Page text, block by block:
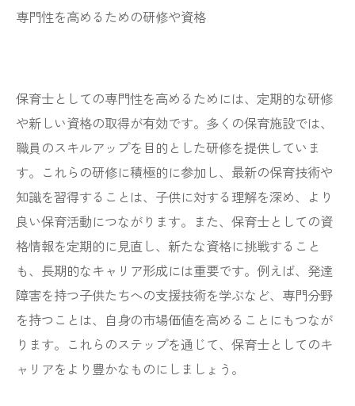
専門性を高めるための研修や資格
保育士としての専門性を高めるためには、定期的な研修
や新しい資格の取得が有効です。多くの保育施設では、
職員のスキルアップを目的とした研修を提供していま
す。これらの研修に積極的に参加し、最新の保育技術や
知識を習得することは、子供に対する理解を深め、より
良い保育活動につながります。また、保育士としての資
格情報を定期的に見直し、新たな資格に挑戦すること
も、長期的なキャリア形成には重要です。例えば、発達
障害を持つ子供たちへの支援技術を学ぶなど、専門分野
を持つことは、自身の市場価値を高めることにもつなが
ります。これらのステップを通じて、保育士としてのキ
ャリアをより豊かなものにしましょう。